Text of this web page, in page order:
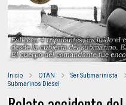
Inicio OTAN Ser Submarinista
Submarinos Diesel